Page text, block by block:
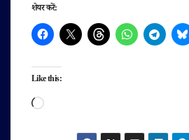
शेयर करें:
Like this:
Loading…